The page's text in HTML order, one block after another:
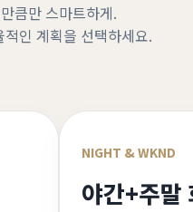
큼만 스마트하게.
인 계획을 선택하세요.
NIGHT & WKND
야간+주말